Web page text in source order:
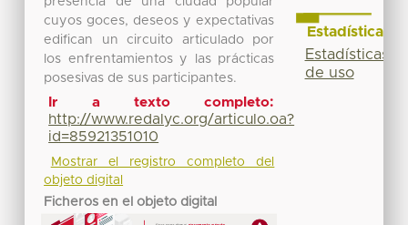
cuyos goces, deseos y expectativas
edifican un circuito articulado por
los enfrentamientos y las prácticas
posesivas de sus participantes.
Ir a texto completo:
http://www.redalyc.org/articulo.oa?
id=85921351010
Mostrar el registro completo del
objeto digital
Ficheros en el objeto digital
Estadísticas
Estadísticas
de uso